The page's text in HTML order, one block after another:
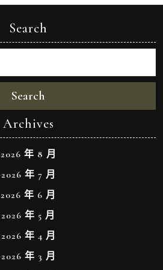
Search
Search
Archives
2026 年 8 月
2026 年 7 月
2026 年 6 月
2026 年 5 月
2026 年 4 月
2026 年 3 月